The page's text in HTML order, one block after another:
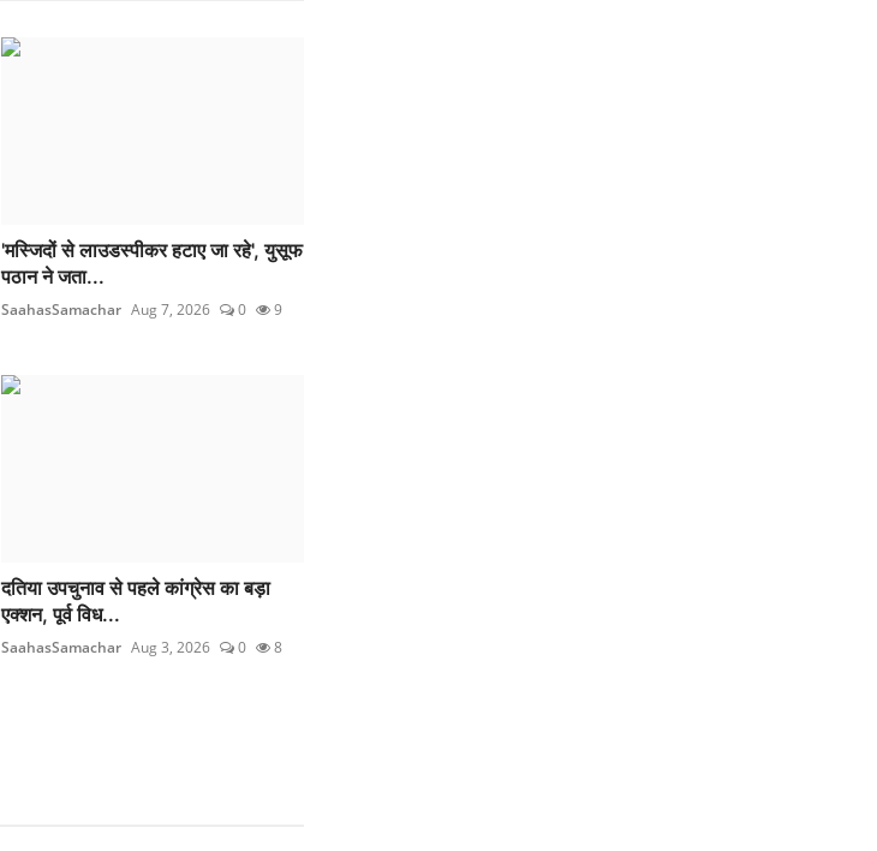
'मस्जिदों से लाउडस्पीकर हटाए जा रहे', युसूफ
पठान ने जता...
SaahasSamachar Aug 7, 2026 0 9
दतिया उपचुनाव से पहले कांग्रेस का बड़ा
एक्शन, पूर्व विध...
SaahasSamachar Aug 3, 2026 0 8